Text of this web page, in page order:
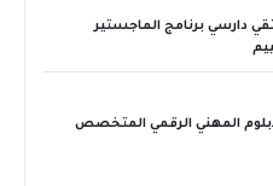
دارسي برنامج الماجستير
المهني الرقمي المتخصص